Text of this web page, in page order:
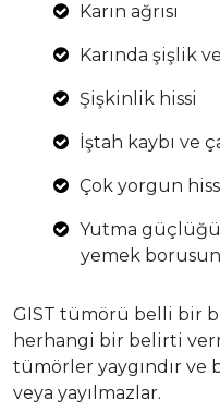
Karın ağrısı
Karında şişlik
Şişkinlik hissi
İştah kaybı ve
Çok yorgun
Yutma
yemek
GIST tümörü belli bir
herhangi bir belirti
tümörler yaygındır ve
veya yayılmazlar.